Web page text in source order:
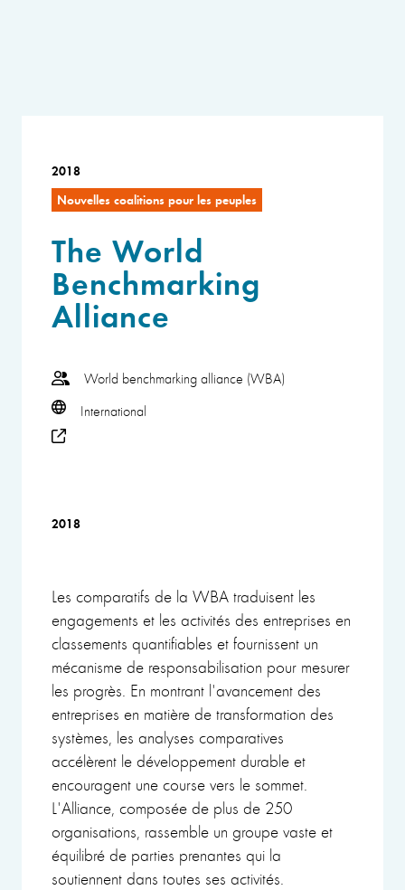
2018
Nouvelles coalitions pour les peuples
The World
Benchmarking
Alliance
World benchmarking alliance (WBA)
International
2018
Les comparatifs de la WBA traduisent les
engagements et les activités des entreprises en
classements quantifiables et fournissent un
mécanisme de responsabilisation pour mesurer
les progrès. En montrant l'avancement des
entreprises en matière de transformation des
systèmes, les analyses comparatives
accélèrent le développement durable et
encouragent une course vers le sommet.
L'Alliance, composée de plus de 250
organisations, rassemble un groupe vaste et
équilibré de parties prenantes qui la
soutiennent dans toutes ses activités.